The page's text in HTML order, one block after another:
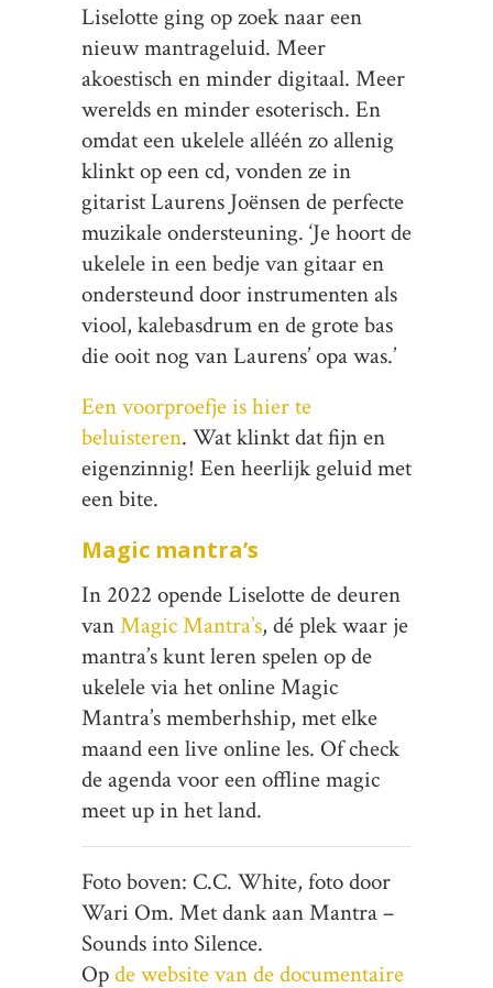
Liselotte ging op zoek naar een
nieuw mantrageluid. Meer
akoestisch en minder digitaal. Meer
werelds en minder esoterisch. En
omdat een ukelele alléén zo allenig
klinkt op een cd, vonden ze in
gitarist Laurens Joënsen de perfecte
muzikale ondersteuning. ‘Je hoort de
ukelele in een bedje van gitaar en
ondersteund door instrumenten als
viool, kalebasdrum en de grote bas
die ooit nog van Laurens’ opa was.’
Een voorproefje is hier te
beluisteren. Wat klinkt dat fijn en
eigenzinnig! Een heerlijk geluid met
een bite.
Magic mantra’s
In 2022 opende Liselotte de deuren
vanMagic Mantra’s, dé plek waar je
mantra’s kunt leren spelen op de
ukelele via het online Magic
Mantra’s memberhship, met elke
maand een live online les. Of check
de agenda voor een offline magic
meet up in het land.
Foto boven: C.C. White, foto door
Wari Om. Met dank aan Mantra –
Sounds into Silence.
Opde website van de documentaire